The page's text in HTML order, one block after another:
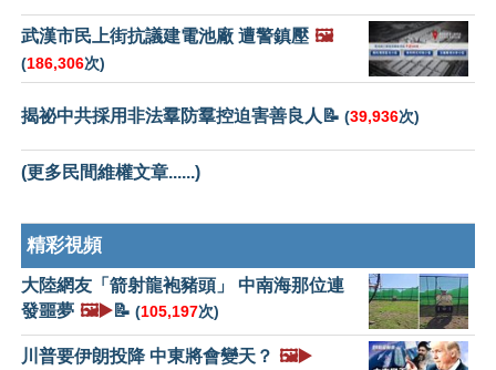
武漢市民上街抗議建電池廠 遭警鎮壓 🖼️
(186,306次)
揭祕中共採用非法羣防羣控迫害善良人📝 (39,936次)
(更多民間維權文章......)
精彩視頻
大陸網友「箭射龍袍豬頭」 中南海那位連
發噩夢 🖼️▶️📝 (105,197次)
川普要伊朗投降 中東將會變天？ 🖼️▶️